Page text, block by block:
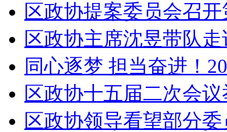
区政协提案委员会召
区政协主席沈昱带队
同心逐梦 担当奋进！
区政协十五届二次会
区政协领导看望部分委